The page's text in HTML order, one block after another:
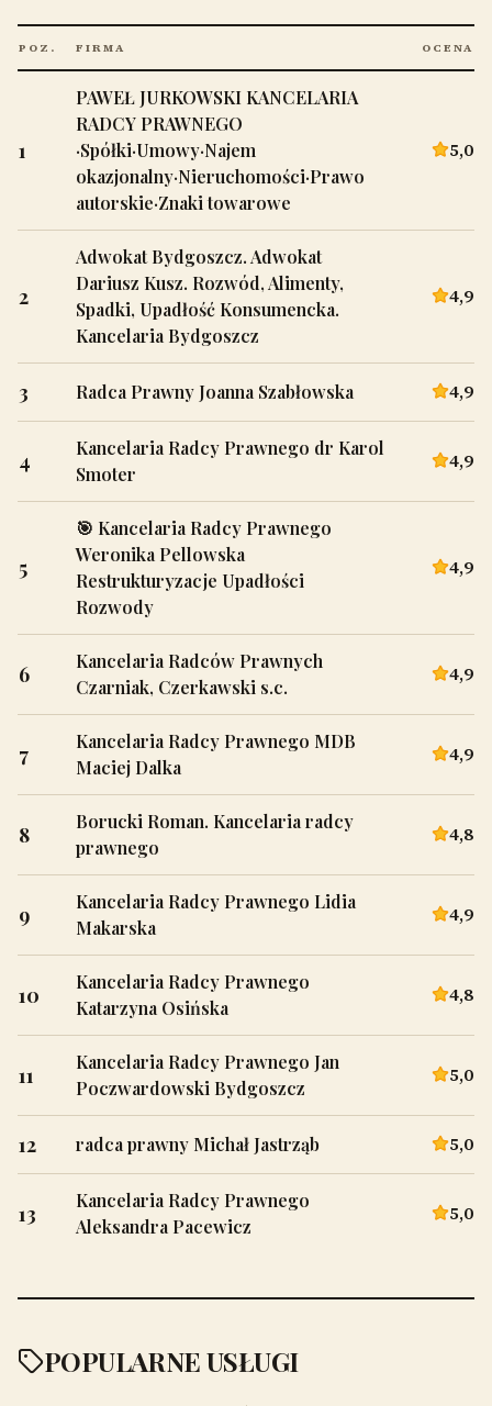
POZ. FIRMA OCENA
1
PAWEŁ JURKOWSKI KANCELARIA
RADCY PRAWNEGO
·Spółki·Umowy·Najem
okazjonalny·Nieruchomości·Prawo
autorskie·Znaki towarowe
5,0
2
Adwokat Bydgoszcz. Adwokat
Dariusz Kusz. Rozwód, Alimenty,
Spadki, Upadłość Konsumencka.
Kancelaria Bydgoszcz
4,9
3 Radca Prawny Joanna Szabłowska 4,9
4
Kancelaria Radcy Prawnego dr Karol
Smoter
4,9
5
🎯 Kancelaria Radcy Prawnego
Weronika Pellowska
Restrukturyzacje Upadłości
Rozwody
4,9
6
Kancelaria Radców Prawnych
Czarniak, Czerkawski s.c.
4,9
7
Kancelaria Radcy Prawnego MDB
Maciej Dalka
4,9
8
Borucki Roman. Kancelaria radcy
prawnego
4,8
9
Kancelaria Radcy Prawnego Lidia
Makarska
4,9
10
Kancelaria Radcy Prawnego
Katarzyna Osińska
4,8
11
Kancelaria Radcy Prawnego Jan
Poczwardowski Bydgoszcz
5,0
12 radca prawny Michał Jastrząb 5,0
13
Kancelaria Radcy Prawnego
Aleksandra Pacewicz
5,0
POPULARNE USŁUGI